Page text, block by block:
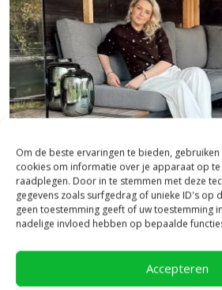
Om de beste ervaringen te bieden,
cookies om informatie over je apparaat op
raadplegen. Door in te stemmen met deze
gegevens zoals surfgedrag of unieke ID's op
geen toestemming geeft of uw toestemming
nadelige invloed hebben op bepaalde
Accepteren
Bezoek onze vestiging
inspiratie binnen én
Laat je inspireren in ons 2.500 m²